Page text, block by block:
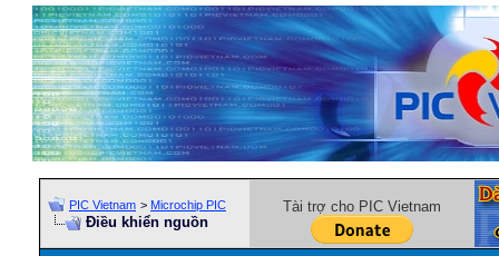
PIC Vietnam > Microchip PIC
Điều khiển nguồn
Tài trợ cho PIC Vietnam